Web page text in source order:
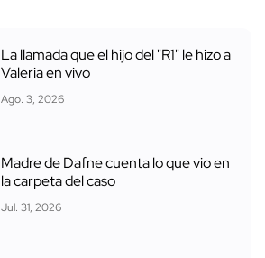
La llamada que el hijo del "R1" le hizo a
Valeria en vivo
Ago. 3, 2026
Madre de Dafne cuenta lo que vio en
la carpeta del caso
Jul. 31, 2026